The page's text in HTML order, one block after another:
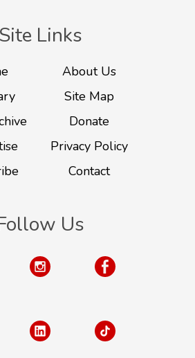
Site Links
About Us
Site Map
Donate
Privacy Policy
Contact
Us